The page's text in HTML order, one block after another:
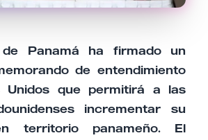
Panamá ha firmado un
de entendimiento
Unidos que permitirá a las
incrementar su
territorio panameño. El